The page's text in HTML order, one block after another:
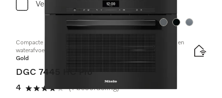
Vergelijken
Kleur:Kleur:Kleur:
Compacte combi-stoomoven met aansluiting voor vers water en
waterafvoer
Gold
DGC 7445 HC Pro
4
4 sterren op 5
(1 beoordeling)